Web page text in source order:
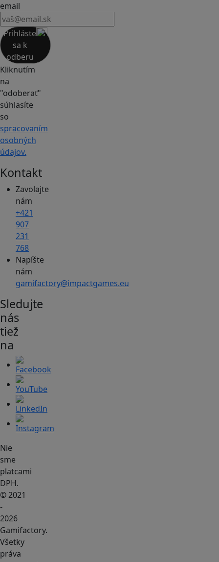
email
Prihláste
sa k
odberu
Kliknutím
na
"odoberať"
súhlasíte
so
spracovaním
osobných
údajov.
Kontakt
Zavolajte
nám
+421
907
231
768
Napíšte
nám
gamifactory@impactgames.eu
Sledujte
nás
tiež
na
Nie
sme
platcami
DPH.
© 2021
-
2026
Gamifactory.
Všetky
práva